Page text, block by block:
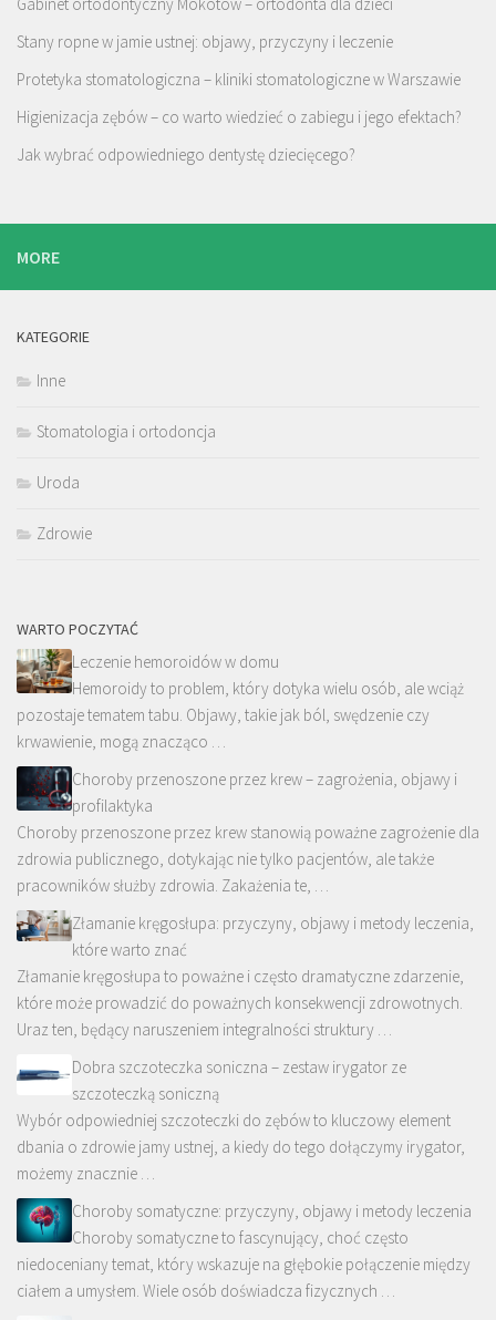
Stany ropne w jamie ustnej: objawy, przyczyny i leczenie
Protetyka stomatologiczna – kliniki stomatologiczne w Warszawie
Higienizacja zębów – co warto wiedzieć o zabiegu i jego efektach?
Jak wybrać odpowiedniego dentystę dziecięcego?
MORE
KATEGORIE
Inne
Stomatologia i ortodoncja
Uroda
Zdrowie
WARTO POCZYTAĆ
Leczenie hemoroidów w domu
Hemoroidy to problem, który dotyka wielu osób, ale wciąż
pozostaje tematem tabu. Objawy, takie jak ból, swędzenie czy
krwawienie, mogą znacząco …
Choroby przenoszone przez krew – zagrożenia, objawy i
profilaktyka
Choroby przenoszone przez krew stanowią poważne zagrożenie dla
zdrowia publicznego, dotykając nie tylko pacjentów, ale także
pracowników służby zdrowia. Zakażenia te, …
Złamanie kręgosłupa: przyczyny, objawy i metody leczenia,
które warto znać
Złamanie kręgosłupa to poważne i często dramatyczne zdarzenie,
które może prowadzić do poważnych konsekwencji zdrowotnych.
Uraz ten, będący naruszeniem integralności struktury …
Dobra szczoteczka soniczna – zestaw irygator ze
szczoteczką soniczną
Wybór odpowiedniej szczoteczki do zębów to kluczowy element
dbania o zdrowie jamy ustnej, a kiedy do tego dołączymy irygator,
możemy znacznie …
Choroby somatyczne: przyczyny, objawy i metody leczenia
Choroby somatyczne to fascynujący, choć często
niedoceniany temat, który wskazuje na głębokie połączenie między
ciałem a umysłem. Wiele osób doświadcza fizycznych …